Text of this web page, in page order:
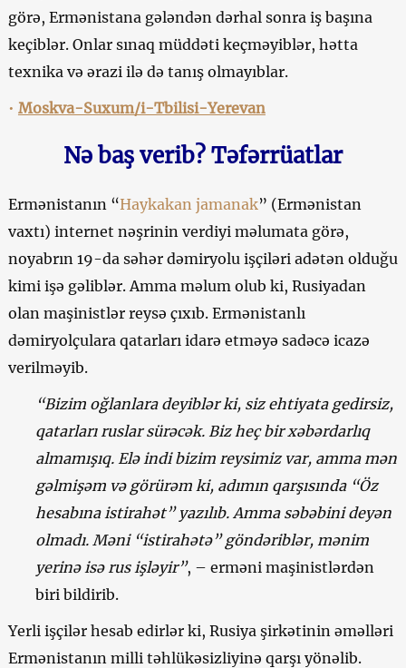
görə, Ermənistana gələndən dərhal sonra iş başına
keçiblər. Onlar sınaq müddəti keçməyiblər, hətta
texnika və ərazi ilə də tanış olmayıblar.
• Moskva-Suxum/i-Tbilisi-Yerevan
Nə baş verib? Təfərrüatlar
Ermənistanın “Haykakan jamanak” (Ermənistan
vaxtı) internet nəşrinin verdiyi məlumata görə,
noyabrın 19-da səhər dəmiryolu işçiləri adətən olduğu
kimi işə gəliblər. Amma məlum olub ki, Rusiyadan
olan maşinistlər reysə çıxıb. Ermənistanlı
dəmiryolçulara qatarları idarə etməyə sadəcə icazə
verilməyib.
“Bizim oğlanlara deyiblər ki, siz ehtiyata gedirsiz,
qatarları ruslar sürəcək. Biz heç bir xəbərdarlıq
almamışıq. Elə indi bizim reysimiz var, amma mən
gəlmişəm və görürəm ki, adımın qarşısında “Öz
hesabına istirahət” yazılıb. Amma səbəbini deyən
olmadı. Məni “istirahətə” göndəriblər, mənim
yerinə isə rus işləyir”, – erməni maşinistlərdən
biri bildirib.
Yerli işçilər hesab edirlər ki, Rusiya şirkətinin əməlləri
Ermənistanın milli təhlükəsizliyinə qarşı yönəlib.